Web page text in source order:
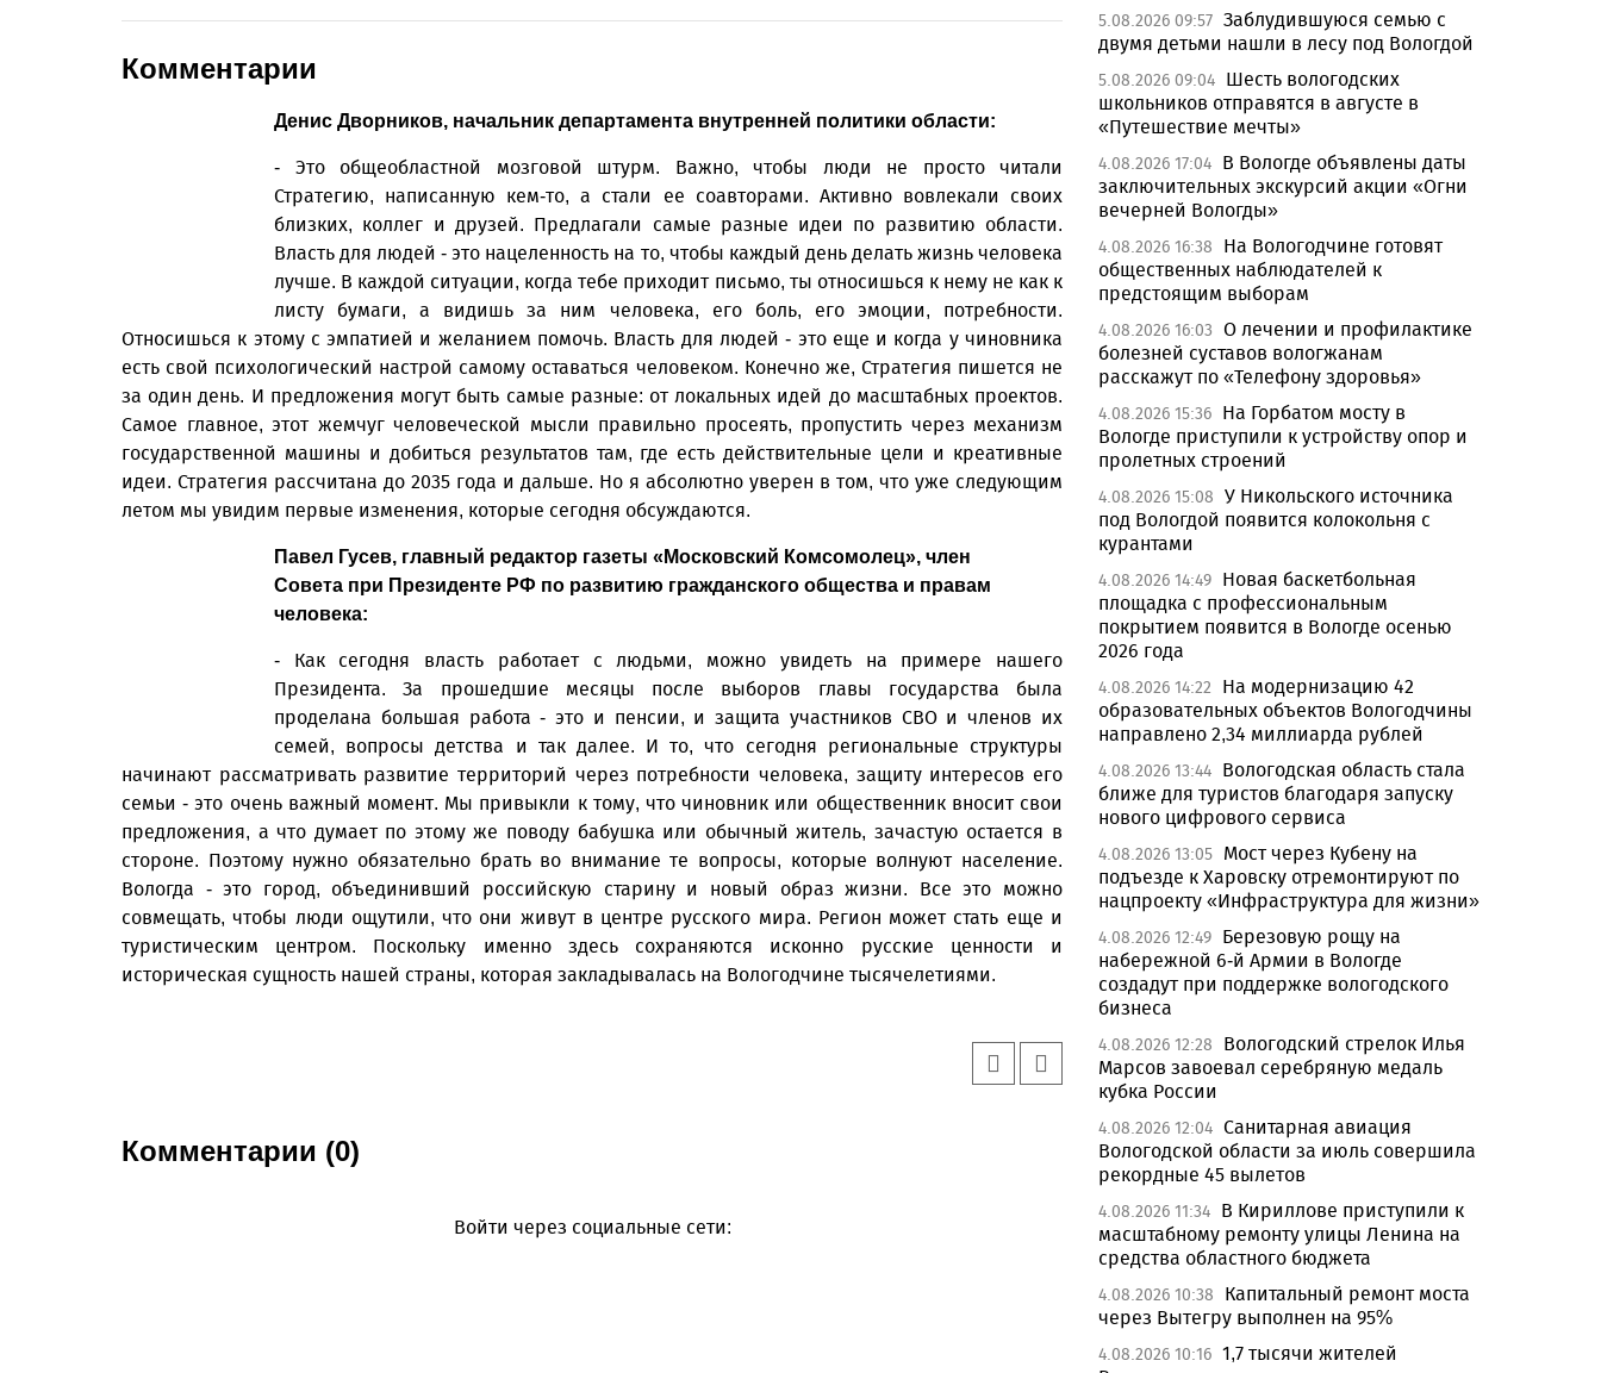
Комментарии
Денис Дворников, начальник департамента внутренней политики области:
- Это общеобластной мозговой штурм. Важно, чтобы люди не просто читали
Стратегию, написанную кем-то, а стали ее соавторами. Активно вовлекали своих
близких, коллег и друзей. Предлагали самые разные идеи по развитию области.
Власть для людей - это нацеленность на то, чтобы каждый день делать жизнь человека
лучше. В каждой ситуации, когда тебе приходит письмо, ты относишься к нему не как к
листу бумаги, а видишь за ним человека, его боль, его эмоции, потребности.
Относишься к этому с эмпатией и желанием помочь. Власть для людей - это еще и когда у чиновника
есть свой психологический настрой самому оставаться человеком. Конечно же, Стратегия пишется не
за один день. И предложения могут быть самые разные: от локальных идей до масштабных проектов.
Самое главное, этот жемчуг человеческой мысли правильно просеять, пропустить через механизм
государственной машины и добиться результатов там, где есть действительные цели и креативные
идеи. Стратегия рассчитана до 2035 года и дальше. Но я абсолютно уверен в том, что уже следующим
летом мы увидим первые изменения, которые сегодня обсуждаются.
Павел Гусев, главный редактор газеты «Московский Комсомолец», член
Совета при Президенте РФ по развитию гражданского общества и правам
человека:
- Как сегодня власть работает с людьми, можно увидеть на примере нашего
Президента. За прошедшие месяцы после выборов главы государства была
проделана большая работа - это и пенсии, и защита участников СВО и членов их
семей, вопросы детства и так далее. И то, что сегодня региональные структуры
начинают рассматривать развитие территорий через потребности человека, защиту интересов его
семьи - это очень важный момент. Мы привыкли к тому, что чиновник или общественник вносит свои
предложения, а что думает по этому же поводу бабушка или обычный житель, зачастую остается в
стороне. Поэтому нужно обязательно брать во внимание те вопросы, которые волнуют население.
Вологда - это город, объединивший российскую старину и новый образ жизни. Все это можно
совмещать, чтобы люди ощутили, что они живут в центре русского мира. Регион может стать еще и
туристическим центром. Поскольку именно здесь сохраняются исконно русские ценности и
историческая сущность нашей страны, которая закладывалась на Вологодчине тысячелетиями.
Комментарии (0)
Войти через социальные сети:
5.08.2026 09:57 Заблудившуюся семью с
двумя детьми нашли в лесу под Вологдой
5.08.2026 09:04 Шесть вологодских
школьников отправятся в августе в
«Путешествие мечты»
4.08.2026 17:04 В Вологде объявлены даты
заключительных экскурсий акции «Огни
вечерней Вологды»
4.08.2026 16:38
На Вологодчине готовят
общественных наблюдателей к
предстоящим выборам
4.08.2026 16:03 О лечении и профилактике
болезней суставов вологжанам
расскажут по «Телефону здоровья»
4.08.2026 15:36 На Горбатом мосту в
Вологде приступили к устройству опор и
пролетных строений
4.08.2026 15:08 У Никольского источника
под Вологдой появится колокольня с
курантами
4.08.2026 14:49 Новая баскетбольная
площадка с профессиональным
покрытием появится в Вологде осенью
2026 года
4.08.2026 14:22
На модернизацию 42
образовательных объектов Вологодчины
направлено 2,34 миллиарда рублей
4.08.2026 13:44 Вологодская область стала
ближе для туристов благодаря запуску
нового цифрового сервиса
4.08.2026 13:05 Мост через Кубену на
подъезде к Харовску отремонтируют по
нацпроекту «Инфраструктура для жизни»
4.08.2026 12:49 Березовую рощу на
набережной 6-й Армии в Вологде
создадут при поддержке вологодского
бизнеса
4.08.2026 12:28
Вологодский стрелок Илья
Марсов завоевал серебряную медаль
кубка России
4.08.2026 12:04 Санитарная авиация
Вологодской области за июль совершила
рекордные 45 вылетов
4.08.2026 11:34 В Кириллове приступили к
масштабному ремонту улицы Ленина на
средства областного бюджета
4.08.2026 10:38
Капитальный ремонт моста
через Вытегру выполнен на 95%
4.08.2026 10:16 1,7 тысячи жителей